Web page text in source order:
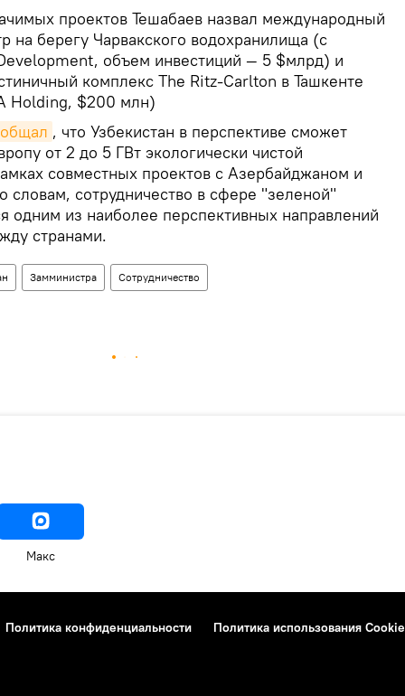
проектов Тешабаев назвал международный
на берегу Чарвакского водохранилища (с
объем инвестиций — 5 $млрд) и
комплекс The Ritz‑Carlton в Ташкенте
Holding, $200 млн)
, что Узбекистан в перспективе сможет
от 2 до 5 ГВт экологически чистой
совместных проектов с Азербайджаном и
словам, сотрудничество в сфере "зеленой"
одним из наиболее перспективных направлений
странами.
Замминистра Сотрудничество
Макс
Политика конфиденциальности Политика использования Cookie